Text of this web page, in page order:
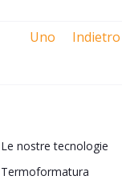
Uno Indietro
Le nostre tecnologie
Termoformatura